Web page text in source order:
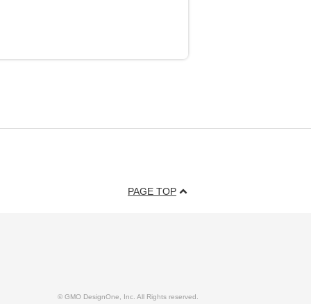
PAGE TOP
© GMO DesignOne, Inc. All Rights reserved.